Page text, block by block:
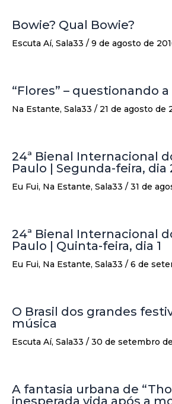
Bowie? Qual Bowie?
Escuta Aí, Sala33 / 9 de agosto de
“Flores” – questionando
Na Estante, Sala33 / 21 de agosto de
24ª Bienal Internacional
Paulo | Segunda-feira, dia
Eu Fui, Na Estante, Sala33 / 31 de
24ª Bienal Internacional
Paulo | Quinta-feira, dia 1
Eu Fui, Na Estante, Sala33 / 6 de
O Brasil dos grandes
música
Escuta Aí, Sala33 / 30 de setembro
A fantasia urbana de
inesperada vida após a